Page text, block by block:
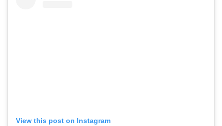
View this post on Instagram